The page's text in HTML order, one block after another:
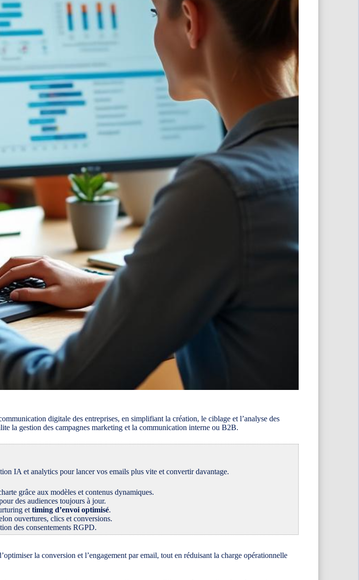
digitale des entreprises, en simplifiant la création, le ciblage et l’analyse des
la gestion des campagnes marketing et la communication interne ou B2B.
IA et analytics pour lancer vos emails plus vite et convertir davantage.
grâce aux modèles et contenus dynamiques.
des audiences toujours à jour.
et timing d’envoi optimisé.
ouvertures, clics et conversions.
des consentements RGPD.
la conversion et l’engagement par email, tout en réduisant la charge opérationnelle